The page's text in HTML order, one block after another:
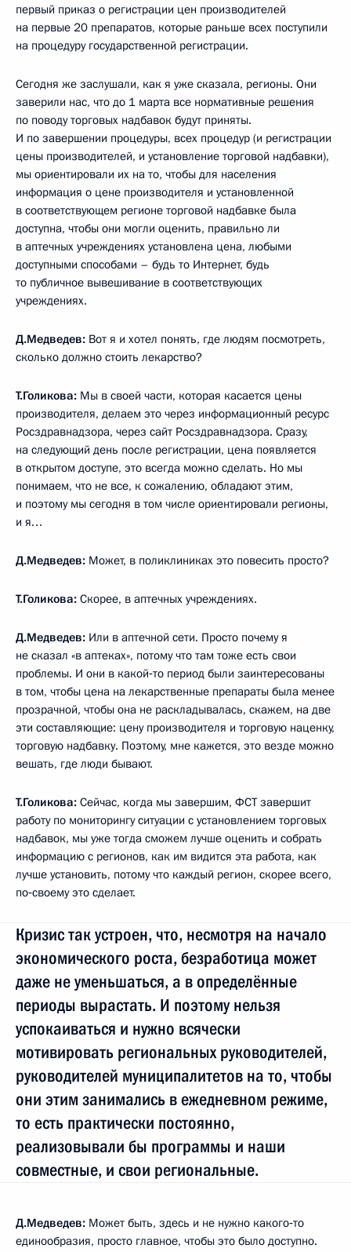
первый приказ о регистрации цен производителей
на первые 20 препаратов, которые раньше всех поступили
на процедуру государственной регистрации.
Сегодня же заслушали, как я уже сказала, регионы. Они
заверили нас, что до 1 марта все нормативные решения
по поводу торговых надбавок будут приняты.
И по завершении процедуры, всех процедур (и регистрации
цены производителей, и установление торговой надбавки),
мы ориентировали их на то, чтобы для населения
информация о цене производителя и установленной
в соответствующем регионе торговой надбавке была
доступна, чтобы они могли оценить, правильно ли
в аптечных учреждениях установлена цена, любыми
доступными способами – будь то Интернет, будь
то публичное вывешивание в соответствующих
учреждениях.
Д.Медведев: Вот я и хотел понять, где людям посмотреть,
сколько должно стоить лекарство?
Т.Голикова: Мы в своей части, которая касается цены
производителя, делаем это через информационный ресурс
Росздравнадзора, через сайт Росздравнадзора. Сразу,
на следующий день после регистрации, цена появляется
в открытом доступе, это всегда можно сделать. Но мы
понимаем, что не все, к сожалению, обладают этим,
и поэтому мы сегодня в том числе ориентировали регионы,
и я…
Д.Медведев: Может, в поликлиниках это повесить просто?
Т.Голикова: Скорее, в аптечных учреждениях.
Д.Медведев: Или в аптечной сети. Просто почему я
не сказал «в аптеках», потому что там тоже есть свои
проблемы. И они в какой‑то период были заинтересованы
в том, чтобы цена на лекарственные препараты была менее
прозрачной, чтобы она не раскладывалась, скажем, на две
эти составляющие: цену производителя и торговую наценку,
торговую надбавку. Поэтому, мне кажется, это везде можно
вешать, где люди бывают.
Т.Голикова: Сейчас, когда мы завершим, ФСТ завершит
работу по мониторингу ситуации с установлением торговых
надбавок, мы уже тогда сможем лучше оценить и собрать
информацию с регионов, как им видится эта работа, как
лучше установить, потому что каждый регион, скорее всего,
по‑своему это сделает.
Кризис так устроен, что, несмотря на начало
экономического роста, безработица может
даже не уменьшаться, а в определённые
периоды вырастать. И поэтому нельзя
успокаиваться и нужно всячески
мотивировать региональных руководителей,
руководителей муниципалитетов на то, чтобы
они этим занимались в ежедневном режиме,
то есть практически постоянно,
реализовывали бы программы и наши
совместные, и свои региональные.
Д.Медведев: Может быть, здесь и не нужно какого‑то
единообразия, просто главное, чтобы это было доступно.